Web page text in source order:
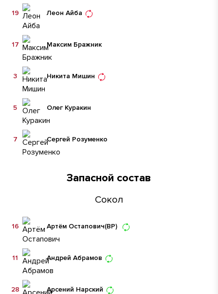
Леон Айба
19
Максим Бражник
17
Никита Мишин
3
Олег Куракин
5
Сергей Розуменко
7
Запасной состав
Сокол
Артём Остапович(ВР)
16
Андрей Абрамов
11
Арсений Нарский
28